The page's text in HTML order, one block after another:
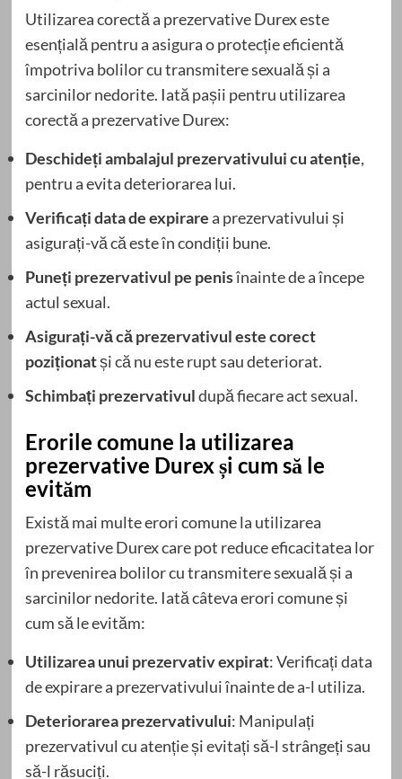
Utilizarea corectă a prezervative Durex este
esențială pentru a asigura o protecție eficientă
împotriva bolilor cu transmitere sexuală și a
sarcinilor nedorite. Iată pașii pentru utilizarea
corectă a prezervative Durex:
Deschideți ambalajul prezervativului cu atenție,
pentru a evita deteriorarea lui.
Verificați data de expirarea prezervativului și
asigurați-vă că este în condiții bune.
Puneți prezervativul pe penisînainte de a începe
actul sexual.
Asigurați-vă că prezervativul este corect
poziționatși că nu este rupt sau deteriorat.
Schimbați prezervativuldupă fiecare act sexual.
Erorile comune la utilizarea
prezervative Durex și cum să le
evităm
Există mai multe erori comune la utilizarea
prezervative Durex care pot reduce eficacitatea lor
în prevenirea bolilor cu transmitere sexuală și a
sarcinilor nedorite. Iată câteva erori comune și
cum să le evităm:
Utilizarea unui prezervativ expirat: Verificați data
de expirare a prezervativului înainte de a-l utiliza.
Deteriorarea prezervativului: Manipulați
prezervativul cu atenție și evitați să-l strângeți sau
să-l răsuciți.